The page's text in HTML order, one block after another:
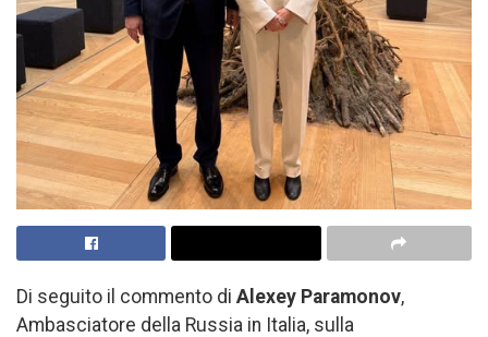
Di seguito il commento di Alexey Paramonov,
Ambasciatore della Russia in Italia, sulla